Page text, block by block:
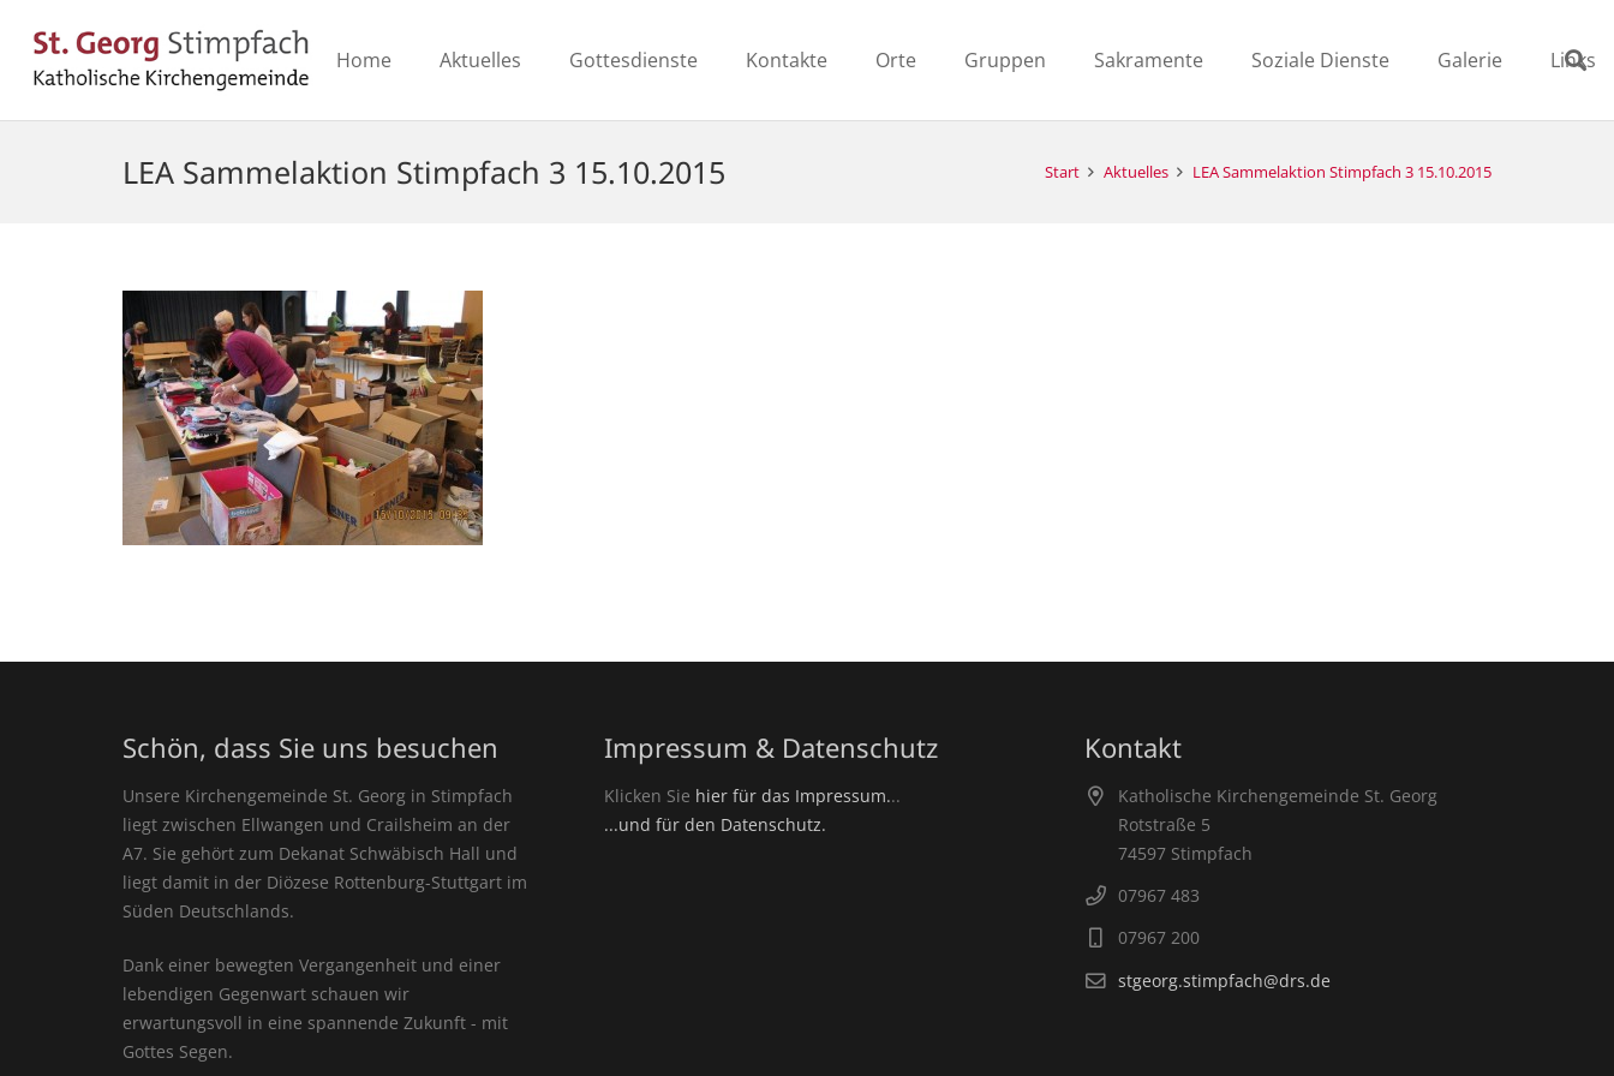
Home Aktuelles Gottesdienste Kontakte Orte Gruppen Sakramente Soziale Dienste Galerie Links
LEA Sammelaktion Stimpfach 3 15.10.2015 Start Aktuelles LEA Sammelaktion Stimpfach 3 15.10.2015
Schön, dass Sie uns besuchen
Unsere Kirchengemeinde St. Georg in Stimpfach
liegt zwischen Ellwangen und Crailsheim an der
A7. Sie gehört zum Dekanat Schwäbisch Hall und
liegt damit in der Diözese Rottenburg-Stuttgart im
Süden Deutschlands.
Dank einer bewegten Vergangenheit und einer
lebendigen Gegenwart schauen wir
erwartungsvoll in eine spannende Zukunft - mit
Gottes Segen.
Impressum & Datenschutz
Klicken Sie hier für das Impressum...
...und für den Datenschutz.
Kontakt
Katholische Kirchengemeinde St. Georg
Rotstraße 5
74597 Stimpfach
07967 483
07967 200
stgeorg.stimpfach@drs.de